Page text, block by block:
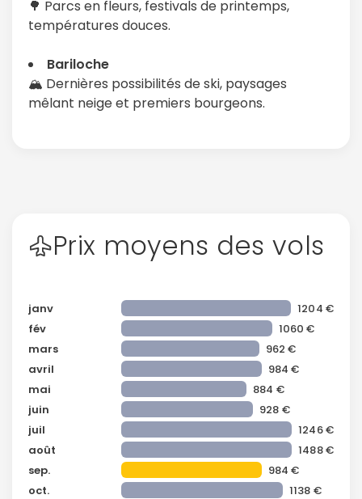
🌳 Parcs en fleurs, festivals de printemps,
températures douces.
Bariloche
🏔️ Dernières possibilités de ski, paysages
mêlant neige et premiers bourgeons.
Prix moyens des vols
janv
1204 €
fév
1060 €
mars
962 €
avril
984 €
mai
884 €
juin
928 €
juil
1246 €
août
1488 €
sep.
984 €
oct.
1138 €
ou connectez-vous par mail
confidentialité.